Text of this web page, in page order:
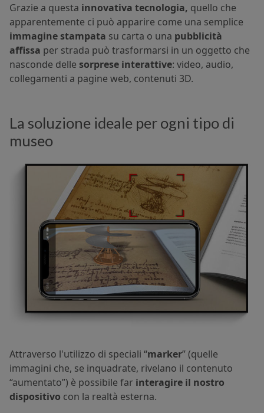
Grazie a questa innovativa tecnologia, quello che
apparentemente ci può apparire come una semplice
immagine stampata su carta o una pubblicità
affissa per strada può trasformarsi in un oggetto che
nasconde delle sorprese interattive: video, audio,
collegamenti a pagine web, contenuti 3D.
La soluzione ideale per ogni tipo di
museo
Attraverso l'utilizzo di speciali “marker” (quelle
immagini che, se inquadrate, rivelano il contenuto
“aumentato”) è possibile far interagire il nostro
dispositivo con la realtà esterna.